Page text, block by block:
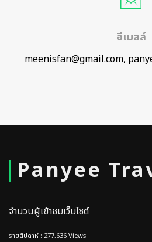
อีเมลล์
meenisfan@gmail.com,
Panyee
จำนวนผู้เข้าชมเว็บไซต์
รายสัปดาห์ : 277,636 Views